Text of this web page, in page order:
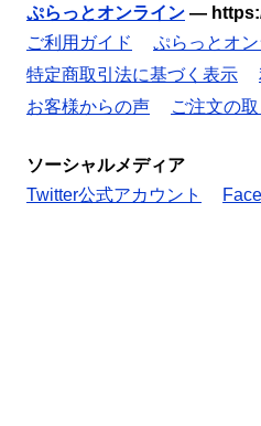
ぷらっとオンライン —
ご利用ガイド
ぷらっとオ
特定商取引法に基づく表示
お客様からの声
ご注文の
ソーシャルメディア
Twitter公式アカウント